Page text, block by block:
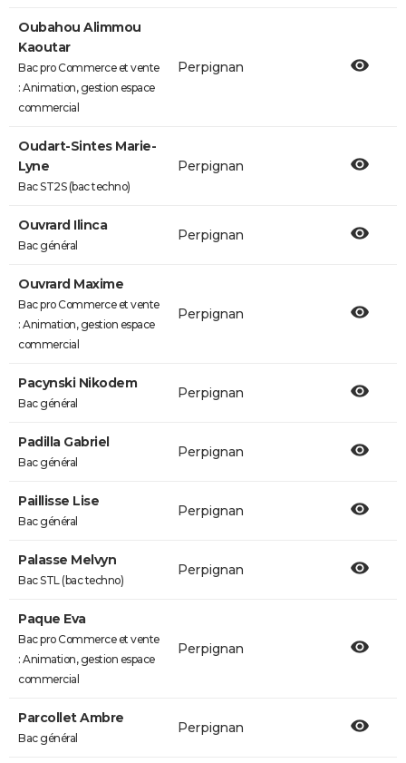
Oubahou Alimmou
Kaoutar
Bac pro Commerce et vente
: Animation, gestion espace
commercial
Perpignan
Oudart-Sintes Marie-
Lyne
Bac ST2S (bac techno)
Perpignan
Ouvrard Ilinca
Bac général
Perpignan
Ouvrard Maxime
Bac pro Commerce et vente
: Animation, gestion espace
commercial
Perpignan
Pacynski Nikodem
Bac général
Perpignan
Padilla Gabriel
Bac général
Perpignan
Paillisse Lise
Bac général
Perpignan
Palasse Melvyn
Bac STL (bac techno)
Perpignan
Paque Eva
Bac pro Commerce et vente
: Animation, gestion espace
commercial
Perpignan
Parcollet Ambre
Bac général
Perpignan